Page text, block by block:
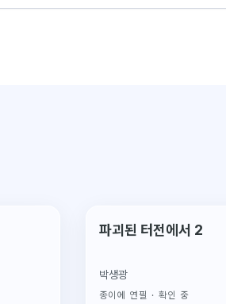
단 1점뿐인 원작
파괴된 터전에서 2
박생광
종이에 연필 · 확인 중